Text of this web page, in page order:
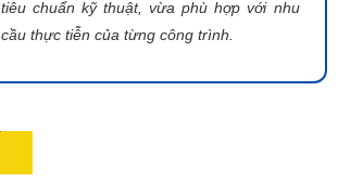
tiêu chuẩn kỹ thuật, vừa phù hợp với nhu
cầu thực tiễn của từng công trình.